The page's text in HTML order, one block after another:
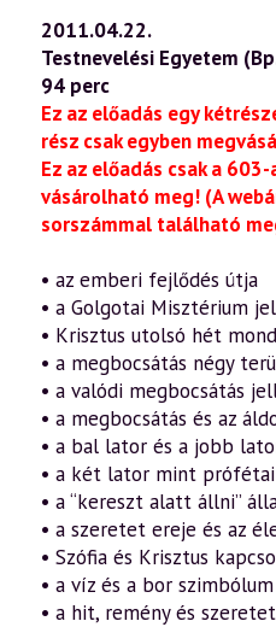
2011.04.22.
Testnevelési Egyetem
94 perc
Ez az előadás egy
rész csak egyben
Ez az előadás csak a
vásárolható meg! (A
sorszámmal található
• az emberi fejlődés útja
• a Golgotai Misztérium
• Krisztus utolsó hét
• a megbocsátás négy
• a valódi megbocsátás
• a megbocsátás és az
• a bal lator és a jobb
• a két lator mint
• a “kereszt alatt állni”
• a szeretet ereje és az
• Szófia és Krisztus
• a víz és a bor
• a hit, remény és